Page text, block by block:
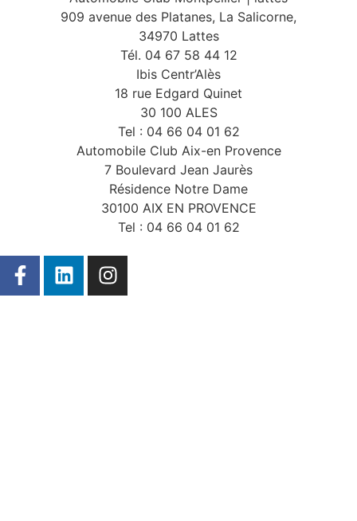
909 avenue des Platanes, La Salicorne,
34970 Lattes
Tél. 04 67 58 44 12
Ibis Centr’Alès
18 rue Edgard Quinet
30 100 ALES
Tel : 04 66 04 01 62
Automobile Club Aix-en Provence
7 Boulevard Jean Jaurès
Résidence Notre Dame
30100 AIX EN PROVENCE
Tel : 04 66 04 01 62